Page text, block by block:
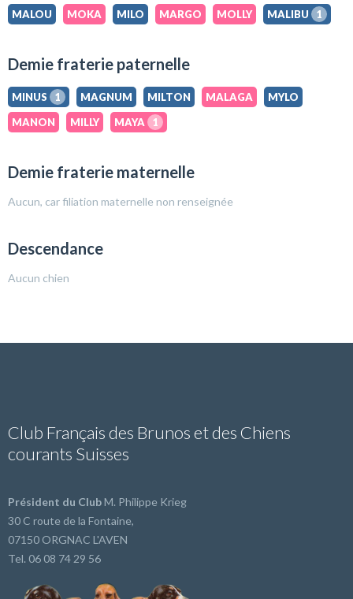
MALOU MOKA MILO MARGO MOLLY MALIBU 1
Demie fraterie paternelle
MINUS 1 MAGNUM MILTON MALAGA
MYLO
MANON
MILLY MAYA 1
Demie fraterie maternelle
Aucun, car filiation maternelle non renseignée
Descendance
Aucun chien
Club Français des Brunos et des Chiens
courants Suisses
Président du ClubM. Philippe Krieg
30 C route de la Fontaine,
07150 ORGNAC L'AVEN
Tel. 06 08 74 29 56